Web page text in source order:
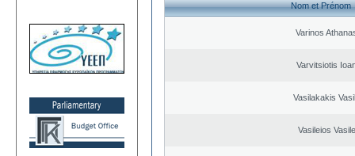
Nom et Prénom
Varinos
Varvitsiotis
Vasilakakis
Vasileios